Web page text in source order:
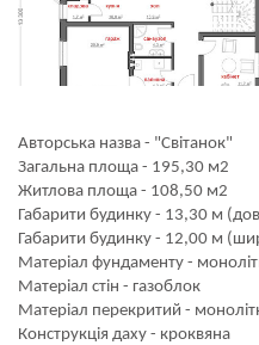
Авторська назва - "Світанок"
Загальна площа - 195,30 м2
Житлова площа - 108,50 м2
Габарити будинку - 13,30 м
Габарити будинку - 12,00 м
Матеріал фундаменту -
Матеріал стін - газоблок
Матеріал перекритий -
Конструкція даху - кроквяна